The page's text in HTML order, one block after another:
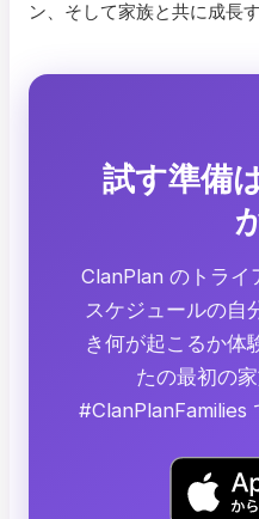
ン、そして家族と共に成長
試す準備
ClanPlan のトライ
スケジュールの自
き何が起こるか体
たの最初の
#ClanPlanFamilies